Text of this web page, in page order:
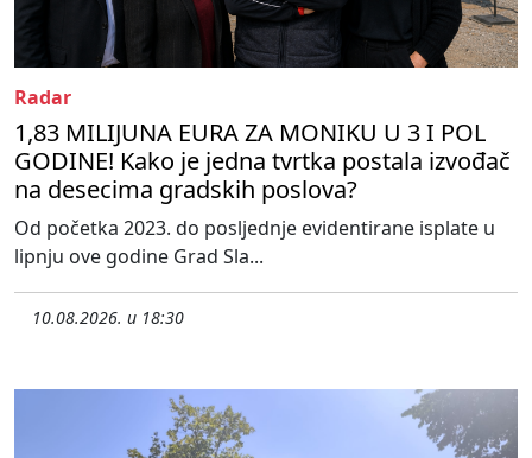
Radar
1,83 MILIJUNA EURA ZA MONIKU U 3 I POL
GODINE! Kako je jedna tvrtka postala izvođač
na desecima gradskih poslova?
Od početka 2023. do posljednje evidentirane isplate u
lipnju ove godine Grad Sla...
10.08.2026. u 18:30